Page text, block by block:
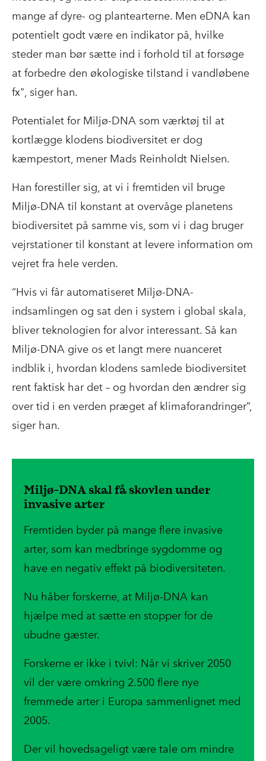
mange af dyre- og plantearterne. Men eDNA kan
potentielt godt være en indikator på, hvilke
steder man bør sætte ind i forhold til at forsøge
at forbedre den økologiske tilstand i vandløbene
fx", siger han.
Potentialet for Miljø-DNA som værktøj til at
kortlægge klodens biodiversitet er dog
kæmpestort, mener Mads Reinholdt Nielsen.
Han forestiller sig, at vi i fremtiden vil bruge
Miljø-DNA til konstant at overvåge planetens
biodiversitet på samme vis, som vi i dag bruger
vejrstationer til konstant at levere information om
vejret fra hele verden.
“Hvis vi får automatiseret Miljø-DNA-
indsamlingen og sat den i system i global skala,
bliver teknologien for alvor interessant. Så kan
Miljø-DNA give os et langt mere nuanceret
indblik i, hvordan klodens samlede biodiversitet
rent faktisk har det – og hvordan den ændrer sig
over tid i en verden præget af klimaforandringer”,
siger han.
Miljø-DNA skal få skovlen under
invasive arter
Fremtiden byder på mange flere invasive
arter, som kan medbringe sygdomme og
have en negativ effekt på biodiversiteten.
Nu håber forskerne, at Miljø-DNA kan
hjælpe med at sætte en stopper for de
ubudne gæster.
Forskerne er ikke i tvivl: Når vi skriver 2050
vil der være omkring 2.500 flere nye
fremmede arter i Europa sammenlignet med
2005.
Der vil hovedsageligt være tale om mindre